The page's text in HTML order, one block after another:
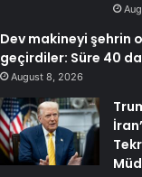
Dev makineyi şehrin
geçirdiler: Süre 40
August 8, 2026